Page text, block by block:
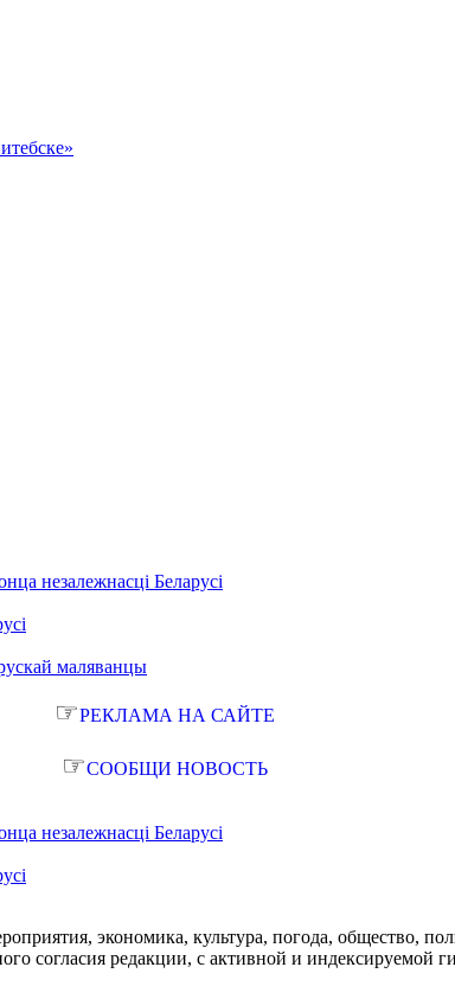
незалежнасці Беларусі
маляванцы
☞РЕКЛАМА НА САЙТЕ
☞СООБЩИ НОВОСТЬ
незалежнасці Беларусі
экономика, культура, погода, общество,
согласия редакции, с активной и индексируемой